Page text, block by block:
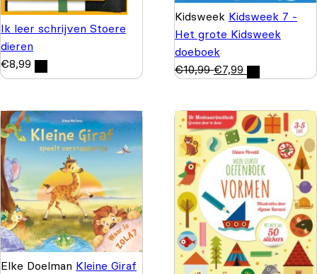
Ik leer schrijven Stoere
dieren
€8,99
Kidsweek Kidsweek 7 -
Het grote Kidsweek
doeboek
€10,99 €7,99
Elke Doelman Kleine Giraf